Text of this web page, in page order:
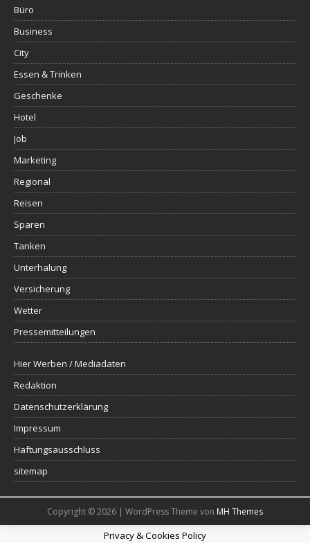
Büro
Business
City
Essen & Trinken
Geschenke
Hotel
Job
Marketing
Regional
Reisen
Sparen
Tanken
Unterhalung
Versicherung
Wetter
Pressemitteilungen
Hier Werben / Mediadaten
Redaktion
Datenschutzerklärung
Impressum
Haftungsausschluss
sitemap
Copyright © 2026 | WordPress Theme von MH Themes
Privacy & Cookies Policy